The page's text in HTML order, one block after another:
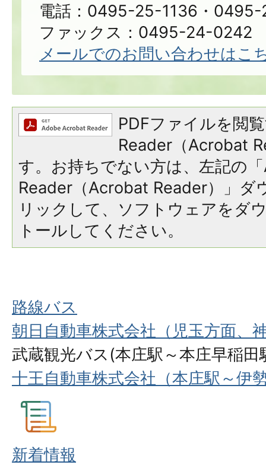
電話：0495-25-1136・0495-
ファックス：0495-24-0242
メールでのお問い合わせはこ
PDFファイルを閲
Reader（Acrobat
す。お持ちでない方は、左記の
Reader（Acrobat Reader）」ダ
リックして、ソフトウェアをダ
トールしてください。
路線バス
朝日自動車株式会社（児玉方面、
武蔵観光バス(本庄駅～本庄早稲田
十王自動車株式会社（本庄駅～伊
新着情報